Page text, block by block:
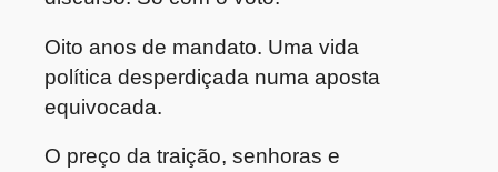
Oito anos de mandato. Uma vida
política desperdiçada numa aposta
equivocada.
O preço da traição, senhoras e